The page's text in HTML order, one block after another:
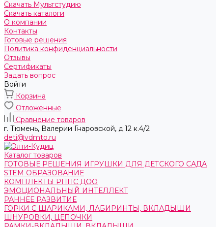
Скачать Мультстудию
Скачать каталоги
О компании
Контакты
Готовые решения
Политика конфиденциальности
Отзывы
Сертификаты
Задать вопрос
Войти
Корзина
Отложенные
Сравнение товаров
г. Тюмень, ​Валерии Гнаровской, д.12 к.4/2
deti@vdmto.ru
Каталог товаров
ГОТОВЫЕ РЕШЕНИЯ ИГРУШКИ ДЛЯ ДЕТСКОГО САДА
STEM ОБРАЗОВАНИЕ
КОМПЛЕКТЫ РППС ДОО
ЭМОЦИОНАЛЬНЫЙ ИНТЕЛЛЕКТ
РАННЕЕ РАЗВИТИЕ
ГОРКИ С ШАРИКАМИ, ЛАБИРИНТЫ, ВКЛАДЫШИ
ШНУРОВКИ, ЦЕПОЧКИ